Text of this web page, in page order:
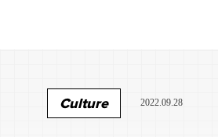
Culture 2022.09.28